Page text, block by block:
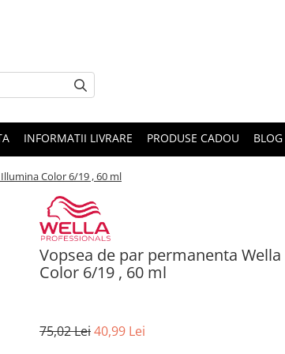
INFORMATII LIVRARE PRODUSE CADOU BLOG
Color 6/19 , 60 ml
Vopsea de par permanenta
Color 6/19 , 60 ml
75,02 Lei40,99 Lei